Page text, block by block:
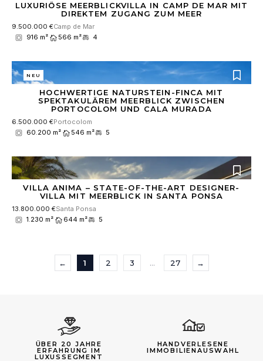
LUXURIÖSE MEERBLICKVILLA IN CAMP DE MAR MIT
DIREKTEM ZUGANG ZUM MEER
9.500.000 €Camp de Mar
916 m²
566 m² 4
NEU
HOCHWERTIGE NATURSTEIN-FINCA MIT
SPEKTAKULÄREM MEERBLICK ZWISCHEN
PORTOCOLOM UND CALA MURADA
6.500.000 €Portocolom
60.200 m²
546 m² 5
VILLA ANIMA – STATE-OF-THE-ART DESIGNER-
VILLA MIT MEERBLICK IN SANTA PONSA
13.800.000 €Santa Ponsa
1.230 m²
644 m² 5
← 1 2 3 … 27 →
ÜBER 20 JAHRE
ERFAHRUNG IM
LUXUSSEGMENT
HANDVERLESENE
IMMOBILIENAUSWAHL